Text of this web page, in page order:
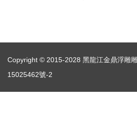
Copyright © 2015-2028 黑龍江金鼎浮雕
15025462號-2